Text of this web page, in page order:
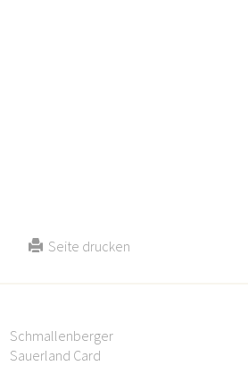
Seite drucken
Schmallenberger
Sauerland Card